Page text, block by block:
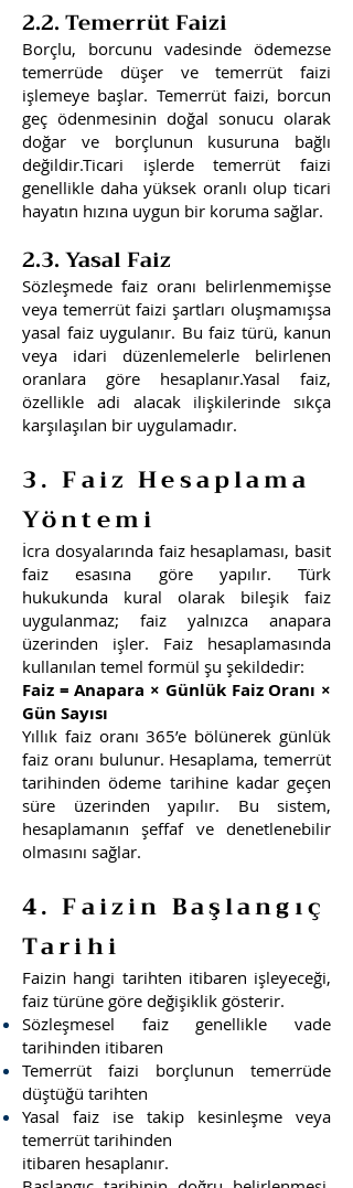
2.2. Temerrüt Faizi
Borçlu, borcunu vadesinde ödemezse
temerrüde düşer ve temerrüt faizi
işlemeye başlar. Temerrüt faizi, borcun
geç ödenmesinin doğal sonucu olarak
doğar ve borçlunun kusuruna bağlı
değildir.Ticari işlerde temerrüt faizi
genellikle daha yüksek oranlı olup ticari
hayatın hızına uygun bir koruma sağlar.
2.3. Yasal Faiz
Sözleşmede faiz oranı belirlenmemişse
veya temerrüt faizi şartları oluşmamışsa
yasal faiz uygulanır. Bu faiz türü, kanun
veya idari düzenlemelerle belirlenen
oranlara göre hesaplanır.Yasal faiz,
özellikle adi alacak ilişkilerinde sıkça
karşılaşılan bir uygulamadır.
3. Faiz Hesaplama
Yöntemi
İcra dosyalarında faiz hesaplaması, basit
faiz esasına göre yapılır. Türk
hukukunda kural olarak bileşik faiz
uygulanmaz; faiz yalnızca anapara
üzerinden işler. Faiz hesaplamasında
kullanılan temel formül şu şekildedir:
Faiz = Anapara × Günlük Faiz Oranı ×
Gün Sayısı
Yıllık faiz oranı 365’e bölünerek günlük
faiz oranı bulunur. Hesaplama, temerrüt
tarihinden ödeme tarihine kadar geçen
süre üzerinden yapılır. Bu sistem,
hesaplamanın şeffaf ve denetlenebilir
olmasını sağlar.
4. Faizin Başlangıç
Tarihi
Faizin hangi tarihten itibaren işleyeceği,
faiz türüne göre değişiklik gösterir.
Sözleşmesel faiz genellikle vade
tarihinden itibaren
Temerrüt faizi borçlunun temerrüde
düştüğü tarihten
Yasal faiz ise takip kesinleşme veya
temerrüt tarihinden
itibaren hesaplanır.